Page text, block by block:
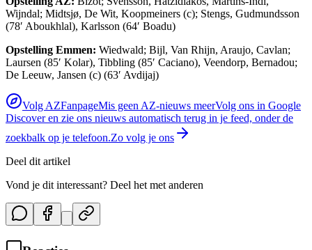
Wijndal; Midtsjø, De Wit, Koopmeiners (c); Stengs, Gudmundsson
(78′ Aboukhlal), Karlsson (64′ Boadu)
Opstelling Emmen: Wiedwald; Bijl, Van Rhijn, Araujo, Cavlan;
Laursen (85′ Kolar), Tibbling (85′ Caciano), Veendorp, Bernadou;
De Leeuw, Jansen (c) (63′ Avdijaj)
Volg AZFanpageMis geen AZ-nieuws meerVolg ons in Google
Discover en zie ons nieuws automatisch terug in je feed, onder de
zoekbalk op je telefoon.Zo volg je ons
Deel dit artikel
Vond je dit interessant? Deel het met anderen